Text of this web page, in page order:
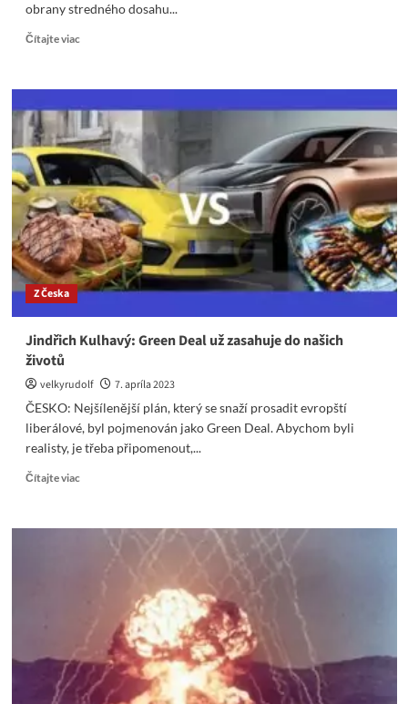
obrany stredného dosahu...
Čítajte viacRead
Ruské
médiá
všimli,
že
na
Slovensku
uviedli
do
pohotovosti
systém
protivzdušnej
obrany
Z Česka
Jindřich Kulhavý: Green Deal už zasahuje do našich
životů
velkyrudolf
7. apríla 2023
ČESKO: Nejšílenější plán, který se snaží prosadit evropští
liberálové, byl pojmenován jako Green Deal. Abychom byli
realisty, je třeba připomenout,...
Čítajte viacRead
Jindřich
Kulhavý:
našich
životů